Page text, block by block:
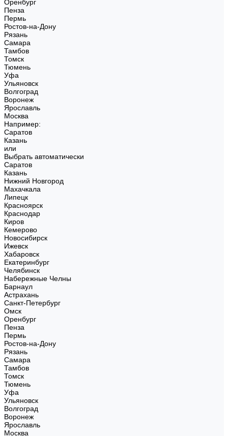
Оренбург
Пенза
Пермь
Ростов-на-Дону
Рязань
Самара
Тамбов
Томск
Тюмень
Уфа
Ульяновск
Волгоград
Воронеж
Ярославль
Москва
Например:
Саратов
Казань
или
Выбрать автоматически
Саратов
Казань
Нижний Новгород
Махачкала
Липецк
Красноярск
Краснодар
Киров
Кемерово
Новосибирск
Ижевск
Хабаровск
Екатеринбург
Челябинск
Набережные Челны
Барнаул
Астрахань
Санкт-Петербург
Омск
Оренбург
Пенза
Пермь
Ростов-на-Дону
Рязань
Самара
Тамбов
Томск
Тюмень
Уфа
Ульяновск
Волгоград
Воронеж
Ярославль
Москва